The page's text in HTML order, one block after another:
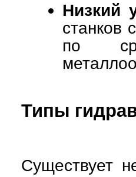
Низкий
станков
по
Типы
Существует